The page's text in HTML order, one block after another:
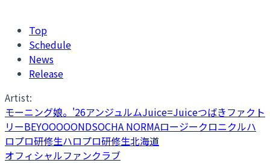
Top
Schedule
News
Release
Artist:
モーニング娘。'26アンジュルムJuice=Juiceつばきファクト
リーBEYOOOOONDSOCHA NORMAロージークロニクルハ
ロプロ研修生ハロプロ研修生北海道
オフィシャルファンクラブ